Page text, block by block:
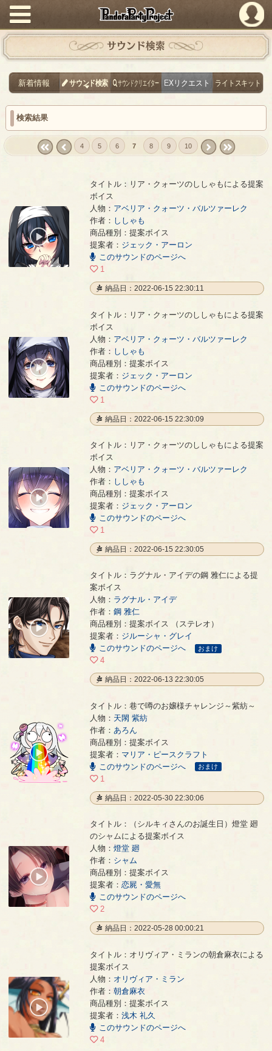
PandoraPartyProject
サウンド検索
新着情報 サウンド検索 サウンドクリエイター EXリクエスト ライトスキット
検索結果
4 5 6 7 8 9 10
リア・クォーツのししゃもによる提案ボイス
タイトル：リア・クォーツのししゃもによる提案
ボイス
人物： アベリア・クォーツ・バルツァーレク
作者： ししゃも
商品種別：提案ボイス
提案者： ジェック・アーロン
このサウンドのページへ
1
納品日：2022-06-15 22:30:11
リア・クォーツのししゃもによる提案ボイス
タイトル：リア・クォーツのししゃもによる提案
ボイス
人物： アベリア・クォーツ・バルツァーレク
作者： ししゃも
商品種別：提案ボイス
提案者： ジェック・アーロン
このサウンドのページへ
1
納品日：2022-06-15 22:30:09
リア・クォーツのししゃもによる提案ボイス
タイトル：リア・クォーツのししゃもによる提案
ボイス
人物： アベリア・クォーツ・バルツァーレク
作者： ししゃも
商品種別：提案ボイス
提案者： ジェック・アーロン
このサウンドのページへ
1
納品日：2022-06-15 22:30:05
ラグナル・アイデの鋼 雅仁による提案ボイス
タイトル：ラグナル・アイデの鋼 雅仁による提
案ボイス
人物： ラグナル・アイデ
作者： 鋼 雅仁
商品種別：提案ボイス （ステレオ）
提案者： ジルーシャ・グレイ
このサウンドのページへ
おまけ
4
納品日：2022-06-13 22:30:05
巷で噂のお嬢様チャレンジ～紫紡～
00:00
00:33
タイトル：巷で噂のお嬢様チャレンジ～紫紡～
人物： 天閖 紫紡
作者： あろん
商品種別：提案ボイス
提案者： マリア・ピースクラフト
このサウンドのページへ
おまけ
1
納品日：2022-05-30 22:30:06
（シルキィさんのお誕生日）燈堂 廻のシャムによる提案ボイス
タイトル：（シルキィさんのお誕生日）燈堂 廻
のシャムによる提案ボイス
人物： 燈堂 廻
作者： シャム
商品種別：提案ボイス
提案者： 恋屍・愛無
このサウンドのページへ
2
納品日：2022-05-28 00:00:21
オリヴィア・ミランの朝倉麻衣による提案ボイス
タイトル：オリヴィア・ミランの朝倉麻衣による
提案ボイス
人物： オリヴィア・ミラン
作者： 朝倉麻衣
商品種別：提案ボイス
提案者： 浅木 礼久
このサウンドのページへ
4